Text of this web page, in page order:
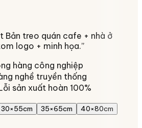
Bản treo quán cafe + nhà ở
logo + minh họa.”
hàng công nghiệp
nghề truyền thống
sản xuất hoàn 100%
30×55cm 35×65cm 40×80cm